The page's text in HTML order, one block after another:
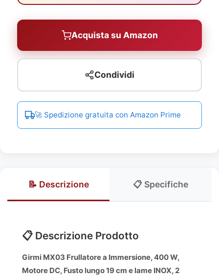
Acquista su Amazon
Condividi
🚀 Spedizione gratuita con Amazon Prime
📝 Descrizione 📋 Specifiche
📋 Descrizione Prodotto
Girmi MX03 Frullatore a Immersione, 400 W,
Motore DC, Fusto lungo 19 cm e lame INOX, 2